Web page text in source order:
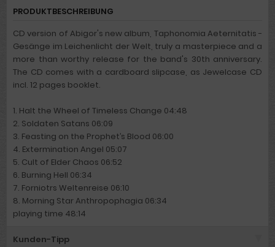
PRODUKTBESCHREIBUNG
CD version of Abigor's new album, Taphonomia Aeternitatis -
Gesänge im Leichenlicht der Welt, truly a masterpiece and a
more than worthy release for the band's 30th anniversary.
The CD comes with a cardboard slipcase, as Jewelcase CD
incl. 12 pages booklet.
1. Halt the Wheel of Timeless Change 04:48
2. Soldaten Satans 06:09
3. Feasting on the Prophet’s Blood 06:00
4. Extermination Angel 05:07
5. Cult of Elder Chaos 06:52
6. Burning Hell 06:34
7. Forniotrs Weltenreise 06:10
8. Morning Star Anthropophagia 06:34
playing time 48:14
Kunden-Tipp